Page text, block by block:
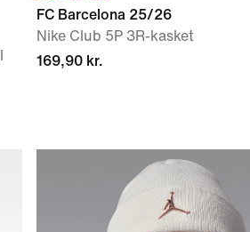
FC Barcelona 25/26
Nike Club 5P 3R-kasket
169,90 kr.